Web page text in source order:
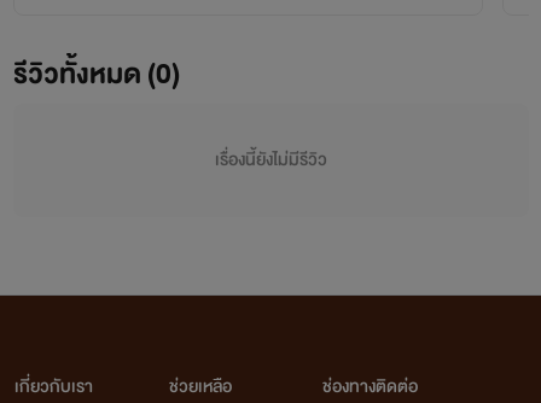
รีวิวทั้งหมด (0)
เรื่องนี้ยังไม่มีรีวิว
เกี่ยวกับเรา
ช่วยเหลือ
ช่องทางติดต่อ